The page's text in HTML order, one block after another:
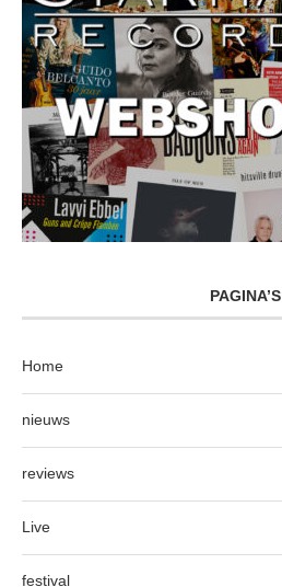
PAGINA’S
Home
nieuws
reviews
Live
festival